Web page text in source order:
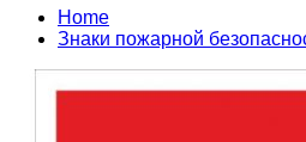
Home
Знаки пожарной